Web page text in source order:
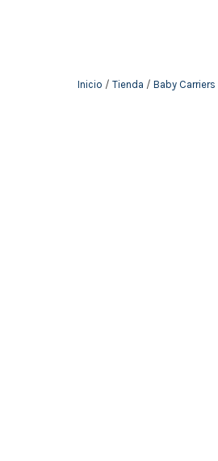
Inicio / Tienda / Baby Carriers